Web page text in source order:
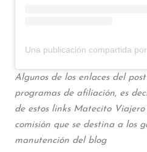
Una publicación compartida
Algunos de los enlaces del
programas de afiliación, es
de estos links Matecito
comisión que se destina a los
manutención del blog